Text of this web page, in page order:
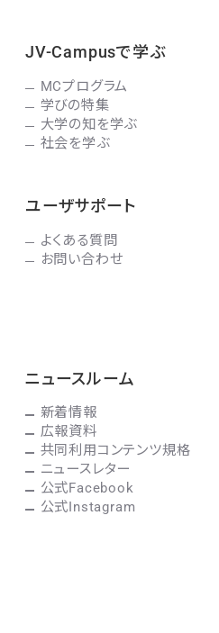
JV-Campusで学ぶ
MCプログラム
学びの特集
大学の知を学ぶ
社会を学ぶ
ユーザサポート
よくある質問
お問い合わせ
ニュースルーム
新着情報
広報資料
共同利用コンテンツ規格
ニュースレター
公式Facebook
公式Instagram